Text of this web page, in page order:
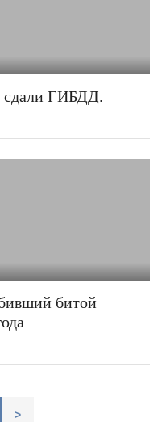
сдали ГИБДД.
битой
>